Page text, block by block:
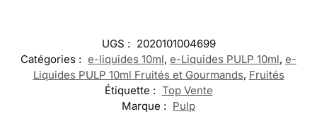
UGS : 2020101004699
Catégories : e-liquides 10ml, e-Liquides PULP 10ml, e-
Liquides PULP 10ml Fruités et Gourmands, Fruités
Étiquette : Top Vente
Marque : Pulp